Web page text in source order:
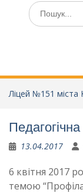
Шукати:
Ліцей №151 міста
13.04.2017
6 квітня 2017
темою